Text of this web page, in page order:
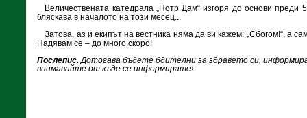
Величествената катедрала „Нотр Дам“ изгоря до основи преди
бляскава в началото на този месец...
Затова, аз и екипът на вестника няма да ви кажем: „Сбогом!“, а
Надявам се – до много скоро!
Послепис.Дотогава бъдете бдителни за здравето си,
внимавайте от къде се информирате!